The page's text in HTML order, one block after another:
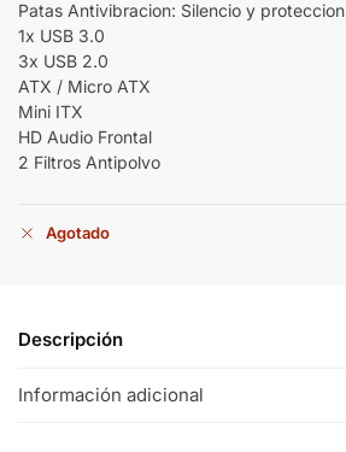
Patas Antivibracion: Silencio y proteccion
1x USB 3.0
3x USB 2.0
ATX / Micro ATX
Mini ITX
HD Audio Frontal
2 Filtros Antipolvo
Agotado
Descripción
Información adicional